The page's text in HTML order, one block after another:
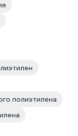
полиэтилена